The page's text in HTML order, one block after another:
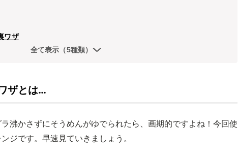
ワザ
全て表示（5種類）
ザとは…
沸かさずにそうめんがゆでられたら、画期的ですよね！今回使
ジです。早速見ていきましょう。